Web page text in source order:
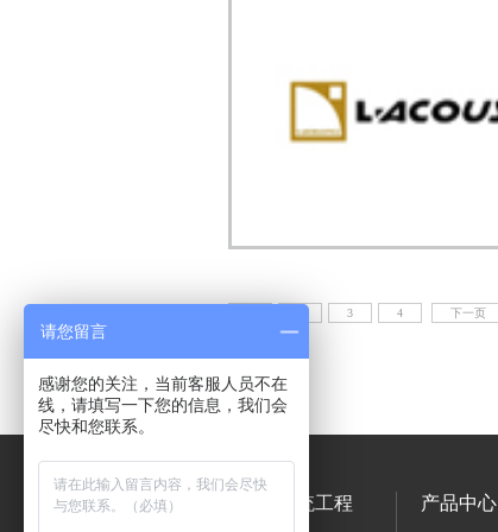
3 4 下一页
关于我们 系统工程 产品中心
请您留言
感谢您的关注，当前客服人员不在
线，请填写一下您的信息，我们会
尽快和您联系。